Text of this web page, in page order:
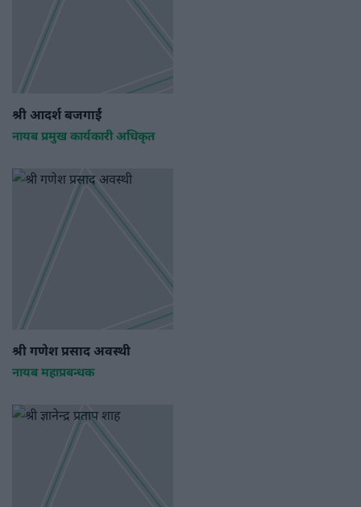
श्री आदर्श बजगाईं
नायब प्रमुख कार्यकारी अधिकृत
श्री गणेश प्रसाद अवस्थी
नायब महाप्रबन्धक